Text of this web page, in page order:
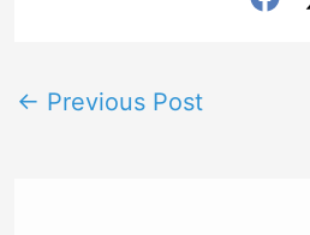
← Previous Post